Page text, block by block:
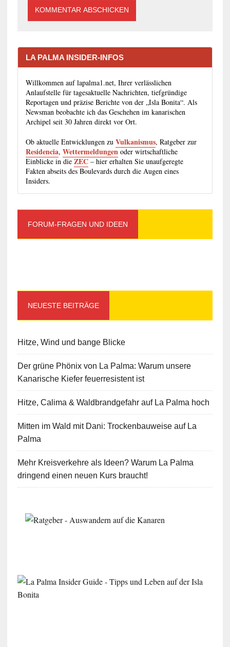
LA PALMA INSIDER-INFOS
Willkommen auf lapalma1.net, Ihrer verlässlichen
Anlaufstelle für tagesaktuelle Nachrichten, tiefgründige
Reportagen und präzise Berichte von der „Isla Bonita“. Als
Newsman beobachte ich das Geschehen im kanarischen
Archipel seit 30 Jahren direkt vor Ort.
Ob aktuelle Entwicklungen zu Vulkanismus, Ratgeber zur
Residencia, Wettermeldungenoder wirtschaftliche
Einblicke in die ZEC– hier erhalten Sie unaufgeregte
Fakten abseits des Boulevards durch die Augen eines
Insiders.
FORUM-FRAGEN UND IDEEN
NEUESTE BEITRÄGE
Hitze, Wind und bange Blicke
Der grüne Phönix von La Palma: Warum unsere
Kanarische Kiefer feuerresistent ist
Hitze, Calima & Waldbrandgefahr auf La Palma hoch
Mitten im Wald mit Dani: Trockenbauweise auf La
Palma
Mehr Kreisverkehre als Ideen? Warum La Palma
dringend einen neuen Kurs braucht!